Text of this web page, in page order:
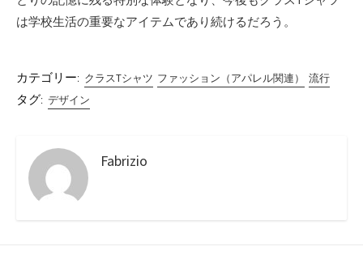
は学校生活の重要なアイテムであり続けるだろう。
カテゴリー: クラスTシャツ ファッション（アパレル関連） 流行
タグ: デザイン
Fabrizio